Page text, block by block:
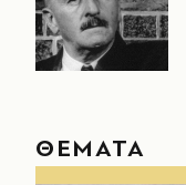
ΘΕΜΑΤΑ